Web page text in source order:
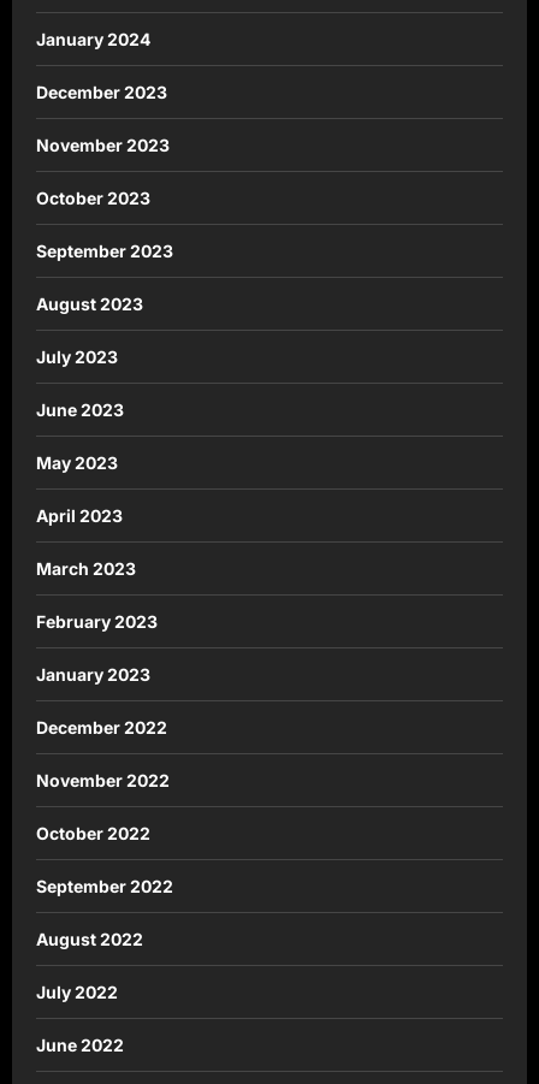
January 2024
December 2023
November 2023
October 2023
September 2023
August 2023
July 2023
June 2023
May 2023
April 2023
March 2023
February 2023
January 2023
December 2022
November 2022
October 2022
September 2022
August 2022
July 2022
June 2022